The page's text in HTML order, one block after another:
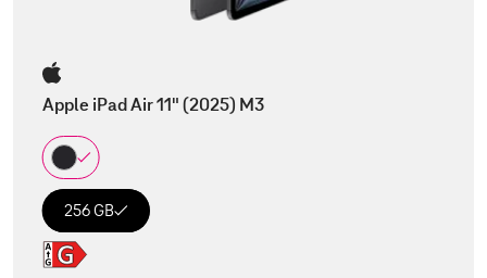
Apple iPad Air 11" (2025) M3
256 GB